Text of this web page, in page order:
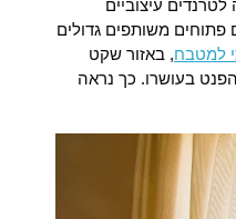
עיצוביים
משותפים גדולים
למטבח, באזור שקט
בעושרו. כך נראה